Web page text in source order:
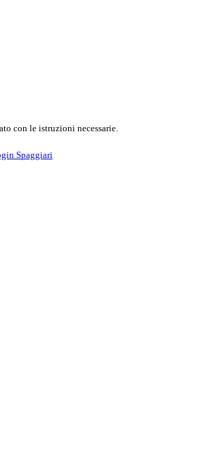
con le istruzioni necessarie.
Spaggiari